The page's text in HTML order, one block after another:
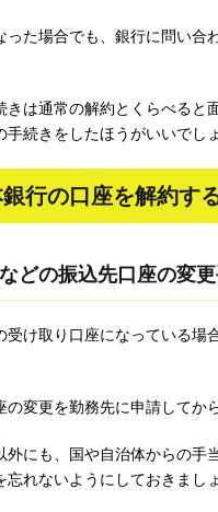
った場合でも、銀行に問い合
きは通常の解約とくらべると
手続きをしたほうがいいでしょ
行の口座を解約す
どの振込先口座の変
受け取り口座になっている場
の変更を勤務先に申請してか
外にも、国や自治体からの
忘れないようにしておきましょ